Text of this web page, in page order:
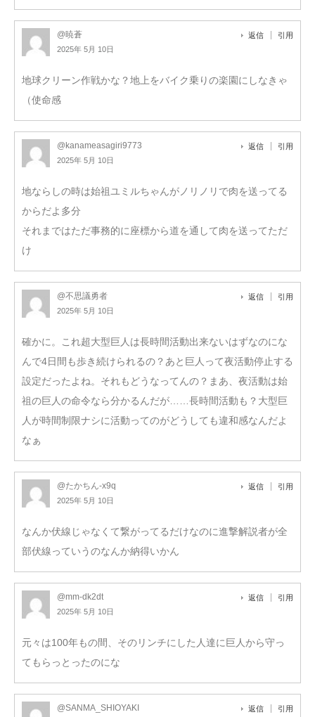
@暁蒼
2025年 5月 10日
返信 引用
地球クリーン作戦かな？地上をバイク乗りの楽園にしなきゃ
（使命感
@kanameasagiri9773
2025年 5月 10日
返信 引用
地ならしの時は始祖ユミルちゃんがノリノリで肉を送ってる
からだよ多分
それまではただ事務的に座標から道を通して肉を送ってただ
け
@不思議勇者
2025年 5月 10日
返信 引用
確かに。これ超大型巨人は長時間活動出来ないはずなのにな
んで4日間も歩き続けられるの？あと巨人って夜活動停止する
設定だったよね。それもどうなってんの？まあ、夜活動は始
祖の巨人の命令なら分かるんだが……長時間活動も？大型巨
人が時間制限ナシに活動ってのがどうしても違和感なんだよ
なぁ
@たかちん-x9q
2025年 5月 10日
返信 引用
なんか伏線じゃなくて繋がってるだけなのに進撃解説者が全
部伏線っていうのなんか納得いかん
@mm-dk2dt
2025年 5月 10日
返信 引用
元々は100年もの間、そのリンチにした人達に巨人から守っ
てもらっとったのにな
@SANMA_SHIOYAKI 返信 引用